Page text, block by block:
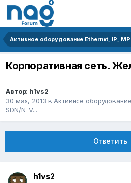
Корпоративная сеть.
Автор: h1vs2
30 мая, 2013 в Активное
SDN/NFV...
Ответить
h1vs2